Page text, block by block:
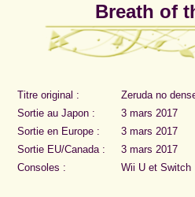
Breath of
Titre original :
Zeruda no
Sortie au Japon :
3 mars 2017
Sortie en Europe :
3 mars 2017
Sortie EU/Canada :
3 mars 2017
Consoles :
Wii U et Switch